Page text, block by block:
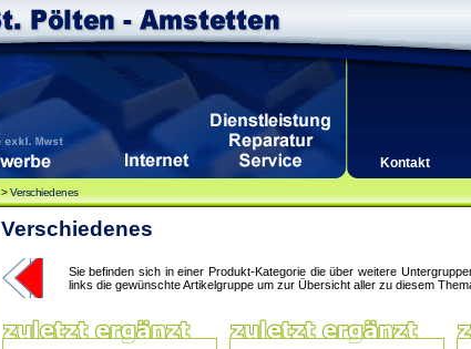
Kontakt
>Verschiedenes
Verschiedenes
Sie befinden sich in einer Produkt-Kategorie die über weitere
links die gewünschte Artikelgruppe um zur Übersicht aller zu diesem